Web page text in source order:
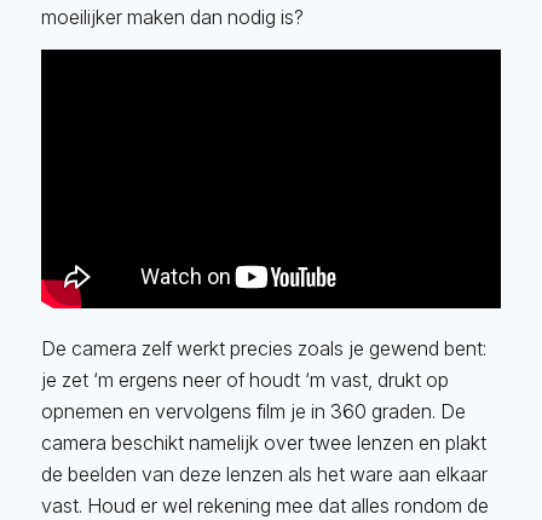
moeilijker maken dan nodig is?
De camera zelf werkt precies zoals je gewend bent:
je zet ‘m ergens neer of houdt ‘m vast, drukt op
opnemen en vervolgens film je in 360 graden. De
camera beschikt namelijk over twee lenzen en plakt
de beelden van deze lenzen als het ware aan elkaar
vast. Houd er wel rekening mee dat alles rondom de